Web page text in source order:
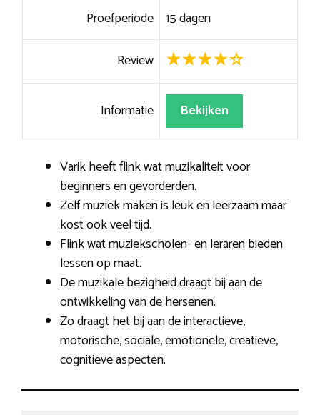
Proefperiode 15 dagen
Review
Informatie Bekijken
Varik heeft flink wat muzikaliteit voor
beginners en gevorderden.
Zelf muziek maken is leuk en leerzaam maar
kost ook veel tijd.
Flink wat muziekscholen- en leraren bieden
lessen op maat.
De muzikale bezigheid draagt bij aan de
ontwikkeling van de hersenen.
Zo draagt het bij aan de interactieve,
motorische, sociale, emotionele, creatieve,
cognitieve aspecten.